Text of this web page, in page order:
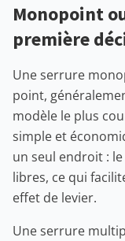
Monopoint
première
Une serrure
point,
modèle le plus
simple et
un seul endroit :
libres, ce qui
effet de levier.
Une serrure